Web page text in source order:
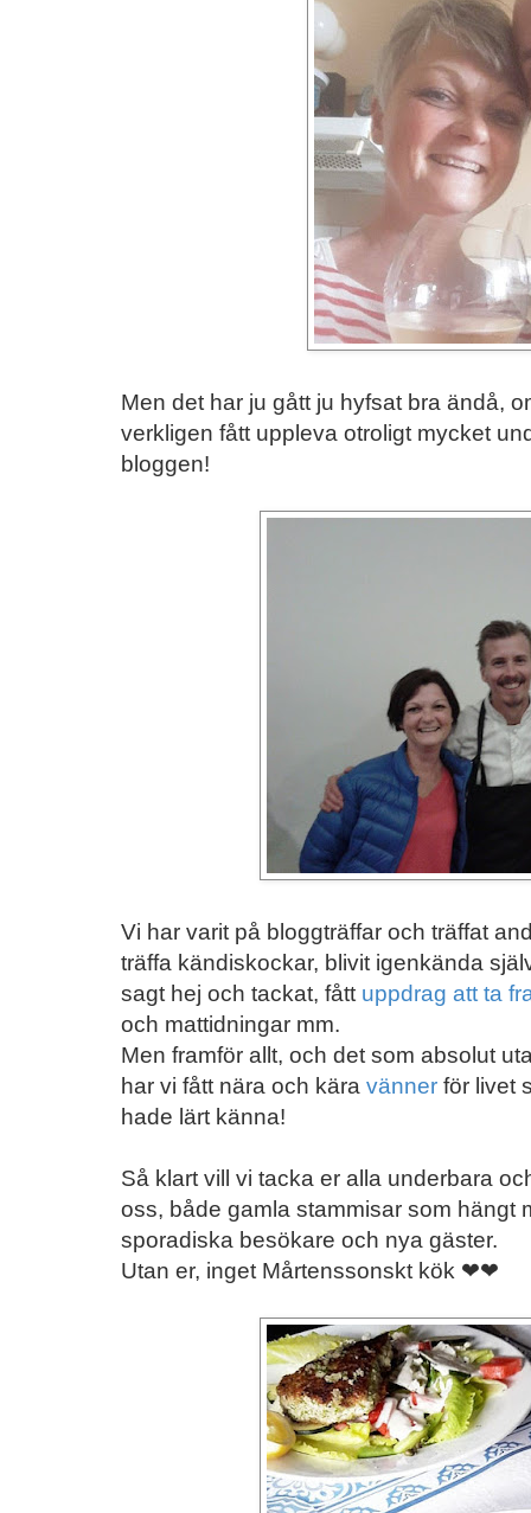
Men det har ju gått ju hyfsat bra ändå,
verkligen fått uppleva otroligt mycket
bloggen!
Vi har varit på bloggträffar och träffat
träffa kändiskockar, blivit igenkända
sagt hej och tackat, fått uppdrag att ta
och mattidningar mm.
Men framför allt, och det som absolut
har vi fått nära och kära vänner för livet
hade lärt känna!
Så klart vill vi tacka er alla underbara
oss, både gamla stammisar som hängt
sporadiska besökare och nya gäster.
Utan er, inget Mårtenssonskt kök ❤❤